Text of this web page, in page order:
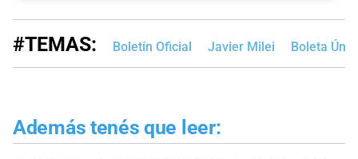
#TEMAS: Boletín Oficial Javier Milei Boleta
Además tenés que leer: